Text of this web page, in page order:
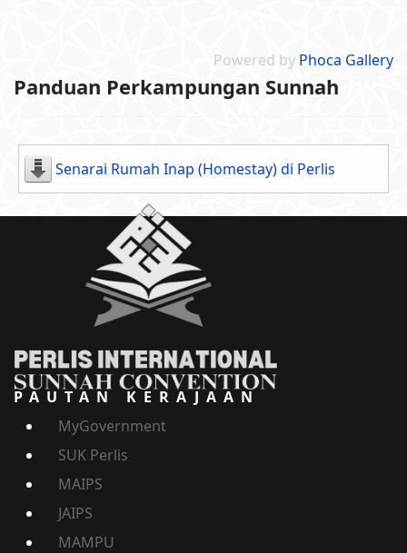
Powered by Phoca Gallery
Panduan Perkampungan Sunnah
Senarai Rumah Inap (Homestay) di Perlis
PAUTAN KERAJAAN
MyGovernment
SUK Perlis
MAIPS
JAIPS
MAMPU